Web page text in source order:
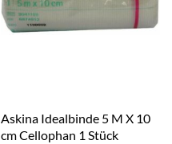
Askina Idealbinde 5 M X 10
cm Cellophan 1 Stück